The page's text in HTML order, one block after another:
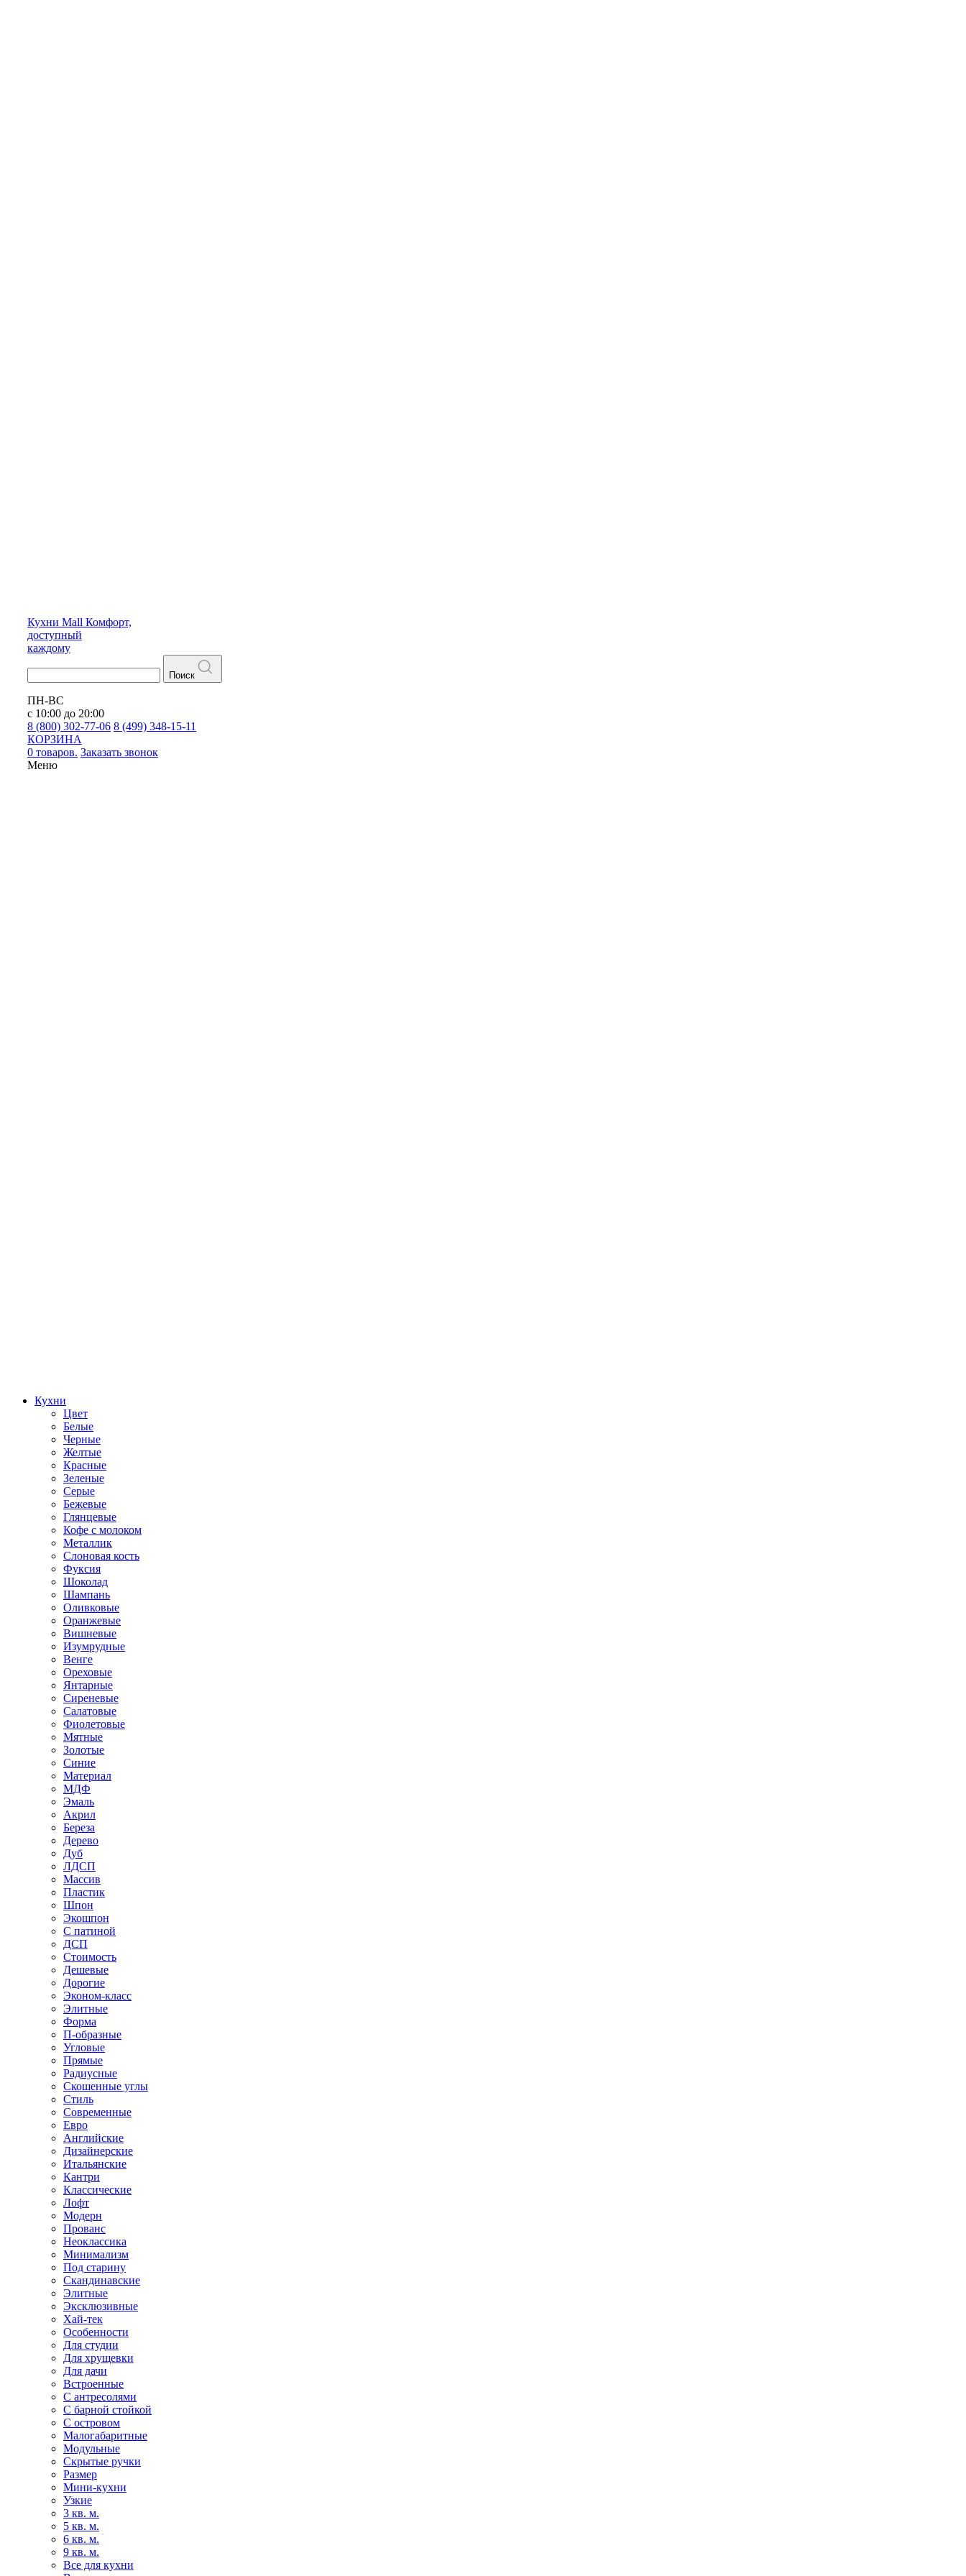
Кухни Mall Комфорт,
доступный
каждому
Поиск
ПН-ВС
с 10:00 до 20:00
8 (800) 302-77-06 8 (499) 348-15-11
КОРЗИНА
0 товаров. Заказать звонок
Меню
Кухни
Цвет
Белые
Черные
Желтые
Красные
Зеленые
Серые
Бежевые
Глянцевые
Кофе с молоком
Металлик
Слоновая кость
Фуксия
Шоколад
Шампань
Оливковые
Оранжевые
Вишневые
Изумрудные
Венге
Ореховые
Янтарные
Сиреневые
Салатовые
Фиолетовые
Мятные
Золотые
Синие
Материал
МДФ
Эмаль
Акрил
Береза
Дерево
Дуб
ЛДСП
Массив
Пластик
Шпон
Экошпон
С патиной
ДСП
Стоимость
Дешевые
Дорогие
Эконом-класс
Элитные
Форма
П-образные
Угловые
Прямые
Радиусные
Скошенные углы
Стиль
Современные
Евро
Английские
Дизайнерские
Итальянские
Кантри
Классические
Лофт
Модерн
Прованс
Неоклассика
Минимализм
Под старину
Скандинавские
Элитные
Эксклюзивные
Хай-тек
Особенности
Для студии
Для хрущевки
Для дачи
Встроенные
С антресолями
С барной стойкой
С островом
Малогабаритные
Модульные
Скрытые ручки
Размер
Мини-кухни
Узкие
3 кв. м.
5 кв. м.
6 кв. м.
9 кв. м.
Все для кухни